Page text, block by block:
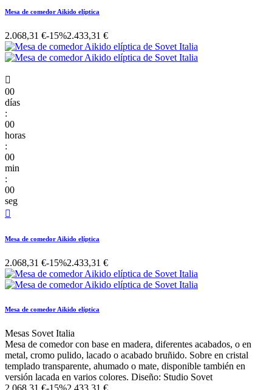
Mesa de comedor Aikido elíptica
2.068,31 €-15%2.433,31 €

00
días
:
00
horas
:
00
min
:
00
seg

Mesa de comedor Aikido elíptica
2.068,31 €-15%2.433,31 €
Mesa de comedor Aikido elíptica
Mesas Sovet Italia
Mesa de comedor con base en madera, diferentes acabados, o en
metal, cromo pulido, lacado o acabado bruñido. Sobre en cristal
templado transparente, ahumado o mate, disponible también en
versión lacada en varios colores. Diseño: Studio Sovet
2.068,31 €-15%2.433,31 €